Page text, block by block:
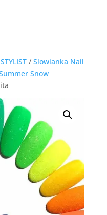
/ Slowianka Nail
Snow